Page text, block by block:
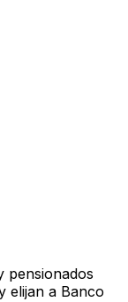
pensionados
elijan a Banco